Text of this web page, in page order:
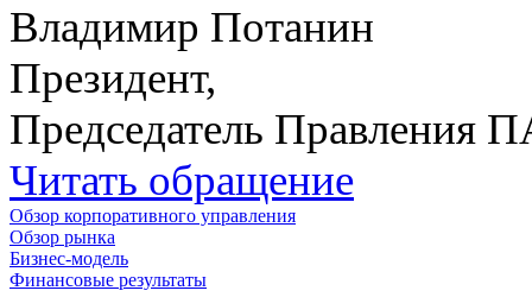
Владимир Потанин
Президент,
Председатель Правления
Читать обращение
Обзор корпоративного управления
Обзор рынка
Бизнес-модель
Финансовые результаты